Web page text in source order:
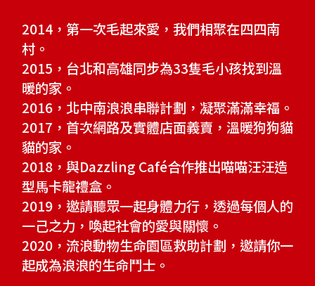
2014，第一次毛起來愛，我們相聚在四四南
村。
2015，台北和高雄同步為33隻毛小孩找到溫
暖的家。
2016，北中南浪浪串聯計劃，凝聚滿滿幸福。
2017，首次網路及實體店面義賣，溫暖狗狗貓
貓的家。
2018，與Dazzling Café合作推出喵喵汪汪造
型馬卡龍禮盒。
2019，邀請聽眾一起身體力行，透過每個人的
一己之力，喚起社會的愛與關懷。
2020，流浪動物生命園區救助計劃，邀請你一
起成為浪浪的生命鬥士。